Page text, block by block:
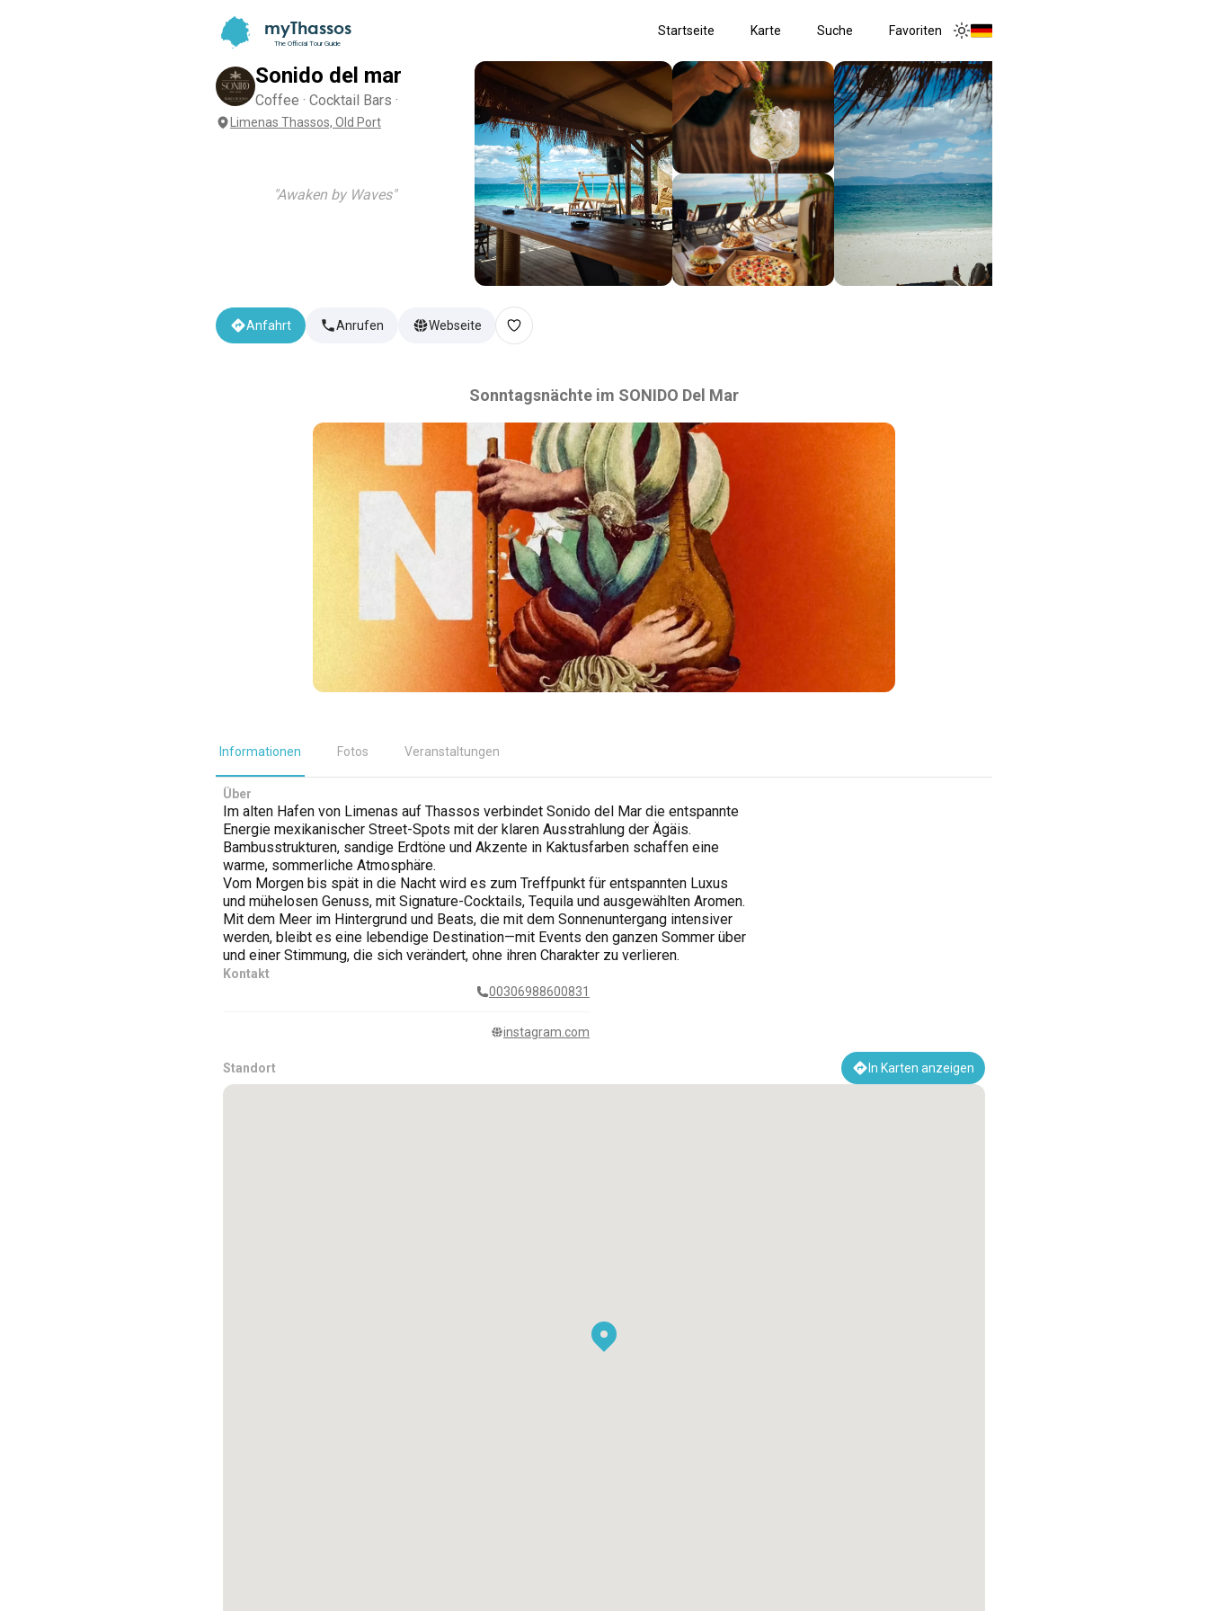
myThassos
The Official Tour Guide
Startseite Karte Suche
Favoriten
Sonido del mar
Coffee · Cocktail Bars ·
Limenas Thassos, Old Port
"Awaken by Waves"
Anfahrt Anrufen Webseite
Sonntagsnächte im SONIDO Del Mar
Informationen Fotos Veranstaltungen
Über
Im alten Hafen von Limenas auf Thassos verbindet Sonido del Mar die entspannte
Energie mexikanischer Street-Spots mit der klaren Ausstrahlung der Ägäis.
Bambusstrukturen, sandige Erdtöne und Akzente in Kaktusfarben schaffen eine
warme, sommerliche Atmosphäre.
Vom Morgen bis spät in die Nacht wird es zum Treffpunkt für entspannten Luxus
und mühelosen Genuss, mit Signature-Cocktails, Tequila und ausgewählten Aromen.
Mit dem Meer im Hintergrund und Beats, die mit dem Sonnenuntergang intensiver
werden, bleibt es eine lebendige Destination—mit Events den ganzen Sommer über
und einer Stimmung, die sich verändert, ohne ihren Charakter zu verlieren.
Kontakt
00306988600831
instagram.com
Standort In Karten anzeigen